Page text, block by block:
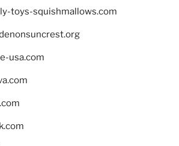
toys-squishmallows.com
usa.com